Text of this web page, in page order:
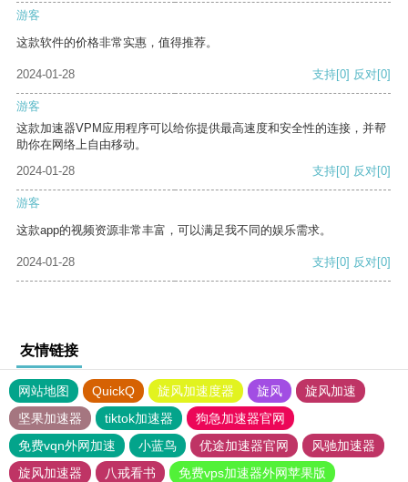
游客
这款软件的价格非常实惠，值得推荐。
2024-01-28 支持[0] 反对[0]
游客
这款加速器VPM应用程序可以给你提供最高速度和安全性的连接，并帮
助你在网络上自由移动。
2024-01-28
支持[0] 反对[0]
游客
这款app的视频资源非常丰富，可以满足我不同的娱乐需求。
2024-01-28 支持[0] 反对[0]
友情链接
网站地图 QuickQ 旋风加速度器 旋风
旋风加速
坚果加速器
tiktok加速器
狗急加速器官网
免费vqn外网加速
小蓝鸟 优途加速器官网
风驰加速器
旋风加速器
八戒看书
免费vps加速器外网苹果版